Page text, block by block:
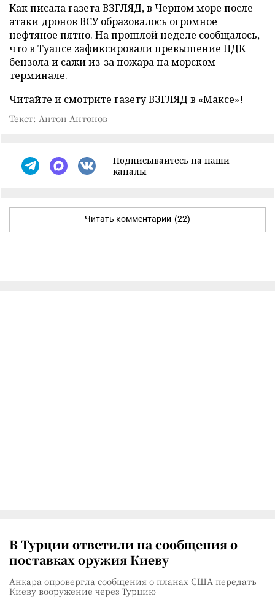
Как писала газета ВЗГЛЯД, в Черном море после
атаки дронов ВСУобразовалось огромное
нефтяное пятно. На прошлой неделе сообщалось,
что в Туапсе зафиксировалипревышение ПДК
бензола и сажи из-за пожара на морском
терминале.
Читайте и смотрите газету ВЗГЛЯД в «Максе»!
Текст: Антон Антонов
Подписывайтесь на наши
каналы
Читать комментарии (22)
В Турции ответили на сообщения о
поставках оружия Киеву
Анкара опровергла сообщения о планах США передать
Киеву вооружение через Турцию